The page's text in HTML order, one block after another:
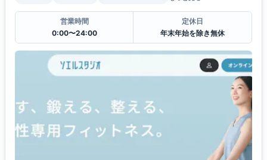
営業時間
0:00〜24:00
定休日
年末年始を除き無休